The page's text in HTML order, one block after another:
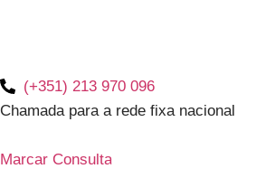
(+351) 213 970 096
Chamada para a rede fixa nacional
Marcar Consulta